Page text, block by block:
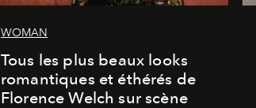
WOMAN
Tous les plus beaux looks
romantiques et éthérés de
Florence Welch sur scène